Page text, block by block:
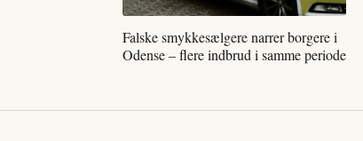
Falske smykkesælgere narrer borgere i
Odense – flere indbrud i samme periode